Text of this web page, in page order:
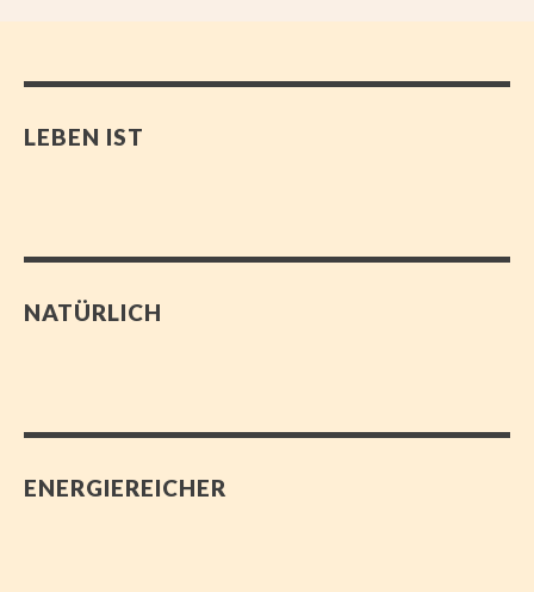
LEBEN IST
NATÜRLICH
ENERGIEREICHER